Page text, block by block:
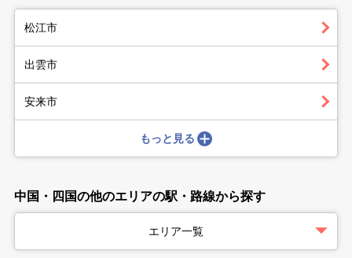
松江市
出雲市
安来市
もっと見る
中国・四国の他のエリアの駅・路線から探す
エリア一覧